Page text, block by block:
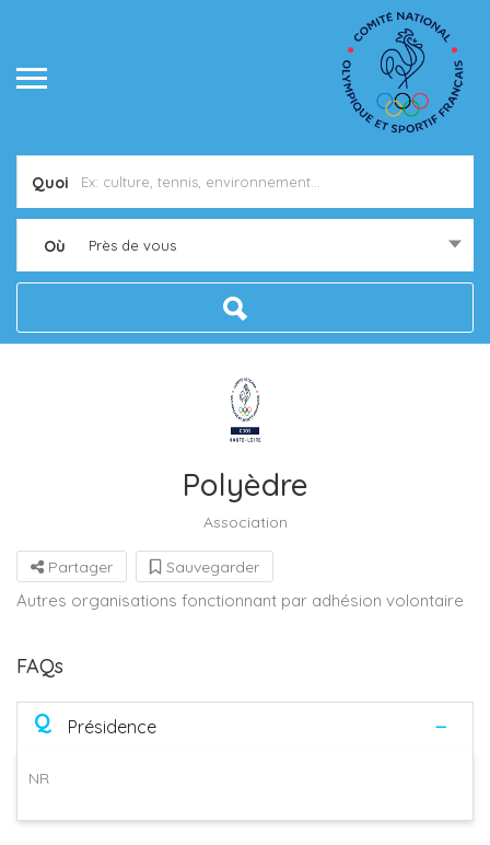
Quoi
Où Près de vous
Polyèdre
Association
Partager Sauvegarder
Autres organisations fonctionnant par adhésion volontaire
FAQs
Q Présidence
NR